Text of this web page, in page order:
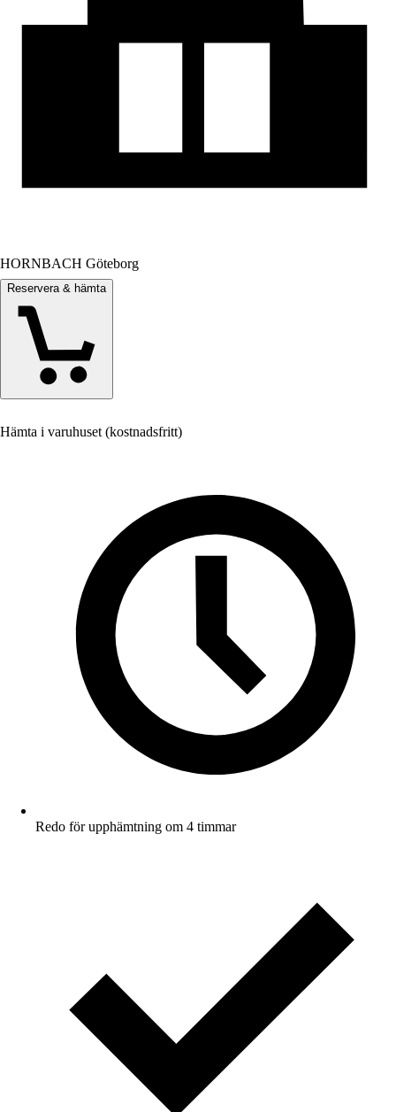
HORNBACH Göteborg
Reservera & hämta
Hämta i varuhuset (kostnadsfritt)
Redo för upphämtning om 4 timmar